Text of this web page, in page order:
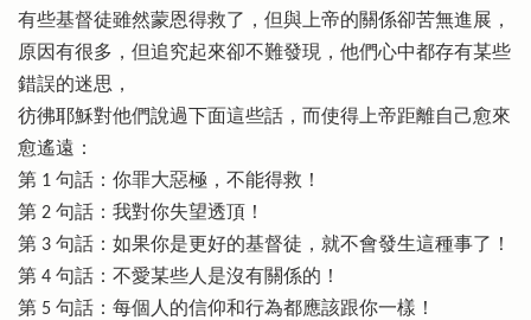
有些基督徒雖然蒙恩得救了，但與上帝的關係卻苦無進展，
原因有很多，但追究起來卻不難發現，他們心中都存有某些
錯誤的迷思，
彷彿耶穌對他們說過下面這些話，而使得上帝距離自己愈來
愈遙遠：
第 1 句話：你罪大惡極，不能得救！
第 2 句話：我對你失望透頂！
第 3 句話：如果你是更好的基督徒，就不會發生這種事了！
第 4 句話：不愛某些人是沒有關係的！
第 5 句話：每個人的信仰和行為都應該跟你一樣！